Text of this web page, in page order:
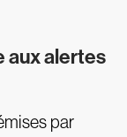
aux alertes
par